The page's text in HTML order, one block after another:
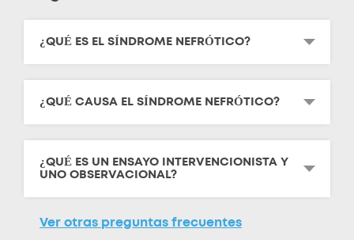
¿QUÉ ES EL SÍNDROME NEFRÓTICO?
¿QUÉ CAUSA EL SÍNDROME NEFRÓTICO?
¿QUÉ ES UN ENSAYO INTERVENCIONISTA Y
UNO OBSERVACIONAL?
Ver otras preguntas frecuentes